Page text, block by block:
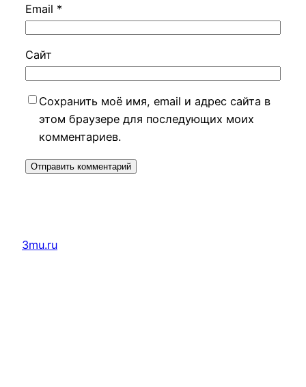
Email *
Сайт
Сохранить моё имя, email и адрес сайта в
этом браузере для последующих моих
комментариев.
3mu.ru